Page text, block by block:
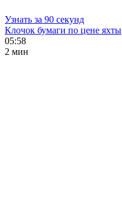
Узнать за 90 секунд
Клочок бумаги по цене яхты
05:58
2 мин